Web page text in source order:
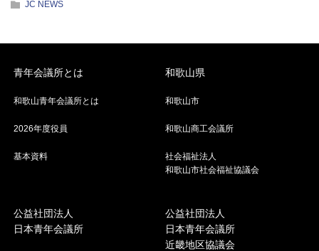
JC NEWS
青年会議所とは
和歌山青年会議所とは
2026年度役員
基本資料
和歌山県
和歌山市
和歌山商工会議所
社会福祉法人
和歌山市社会福祉協議会
公益社団法人
日本青年会議所
公益社団法人
日本青年会議所
近畿地区協議会